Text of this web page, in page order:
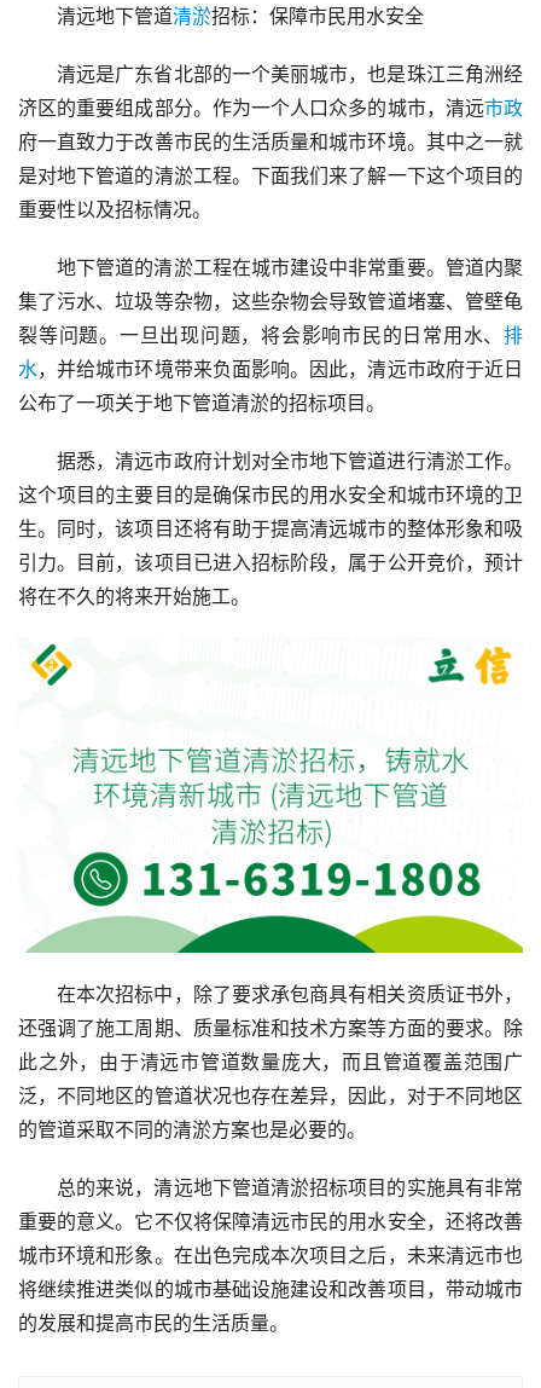
清远地下管道清淤招标：保障市民用水安全
清远是广东省北部的一个美丽城市，也是珠江三角洲经
济区的重要组成部分。作为一个人口众多的城市，清远市政
府一直致力于改善市民的生活质量和城市环境。其中之一就
是对地下管道的清淤工程。下面我们来了解一下这个项目的
重要性以及招标情况。
地下管道的清淤工程在城市建设中非常重要。管道内聚
集了污水、垃圾等杂物，这些杂物会导致管道堵塞、管壁龟
裂等问题。一旦出现问题，将会影响市民的日常用水、 排
水，并给城市环境带来负面影响。因此，清远市政府于近日
公布了一项关于地下管道清淤的招标项目。
据悉，清远市政府计划对全市地下管道进行清淤工作。
这个项目的主要目的是确保市民的用水安全和城市环境的卫
生。同时，该项目还将有助于提高清远城市的整体形象和吸
引力。目前，该项目已进入招标阶段，属于公开竞价，预计
将在不久的将来开始施工。
在本次招标中，除了要求承包商具有相关资质证书外，
还强调了施工周期、质量标准和技术方案等方面的要求。除
此之外，由于清远市管道数量庞大，而且管道覆盖范围广
泛，不同地区的管道状况也存在差异，因此，对于不同地区
的管道采取不同的清淤方案也是必要的。
总的来说，清远地下管道清淤招标项目的实施具有非常
重要的意义。它不仅将保障清远市民的用水安全，还将改善
城市环境和形象。在出色完成本次项目之后，未来清远市也
将继续推进类似的城市基础设施建设和改善项目，带动城市
的发展和提高市民的生活质量。